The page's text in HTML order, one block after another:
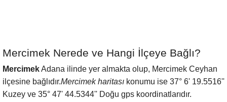
Mercimek Nerede ve Hangi İlçeye Bağlı?
MercimekAdana ilinde yer almakta olup, Mercimek Ceyhan
ilçesine bağlıdır.Mercimek haritası konumu ise 37° 6' 19.5516''
Kuzey ve 35° 47' 44.5344'' Doğu gps koordinatlarıdır.